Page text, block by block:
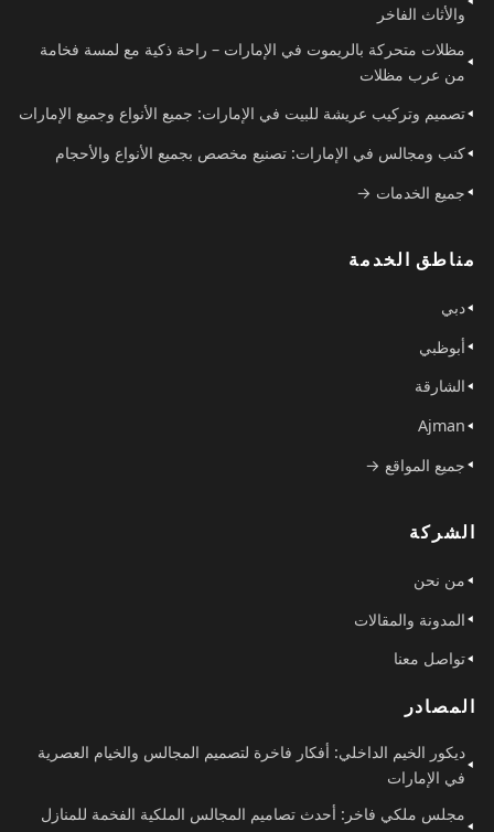
والأثاث الفاخر
مظلات متحركة بالريموت في الإمارات – راحة ذكية مع لمسة فخامة
من عرب مظلات
تصميم وتركيب عريشة للبيت في الإمارات: جميع الأنواع وجميع الإمارات
كنب ومجالس في الإمارات: تصنيع مخصص بجميع الأنواع والأحجام
جميع الخدمات →
مناطق الخدمة
دبي
أبوظبي
الشارقة
Ajman
جميع المواقع →
الشركة
من نحن
المدونة والمقالات
تواصل معنا
المصادر
ديكور الخيم الداخلي: أفكار فاخرة لتصميم المجالس والخيام العصرية
في الإمارات
مجلس ملكي فاخر: أحدث تصاميم المجالس الملكية الفخمة للمنازل